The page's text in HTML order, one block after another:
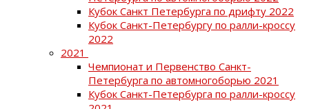
Кубок Санкт Петербурга по дрифту 2022
Кубок Санкт-Петербургу по ралли-кроссу
2022
2021
Чемпионат и Первенство Санкт-
Петербурга по автомногоборью 2021
Кубок Санкт-Петербурга по ралли-кроссу